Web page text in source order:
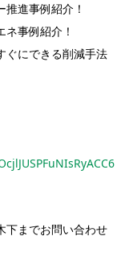
進事例紹介！
事例紹介！
にできる削減手法
下までお問い合わせ